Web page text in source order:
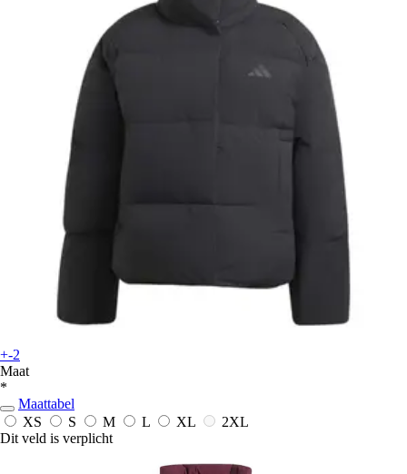
+-2
Maat
*
Maattabel
XS
S M L XL
2XL
Dit veld is verplicht